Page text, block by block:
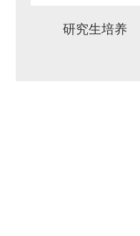
研究生培养